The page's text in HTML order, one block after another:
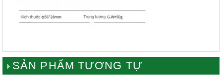
SẢN PHẨM TƯƠNG TỰ